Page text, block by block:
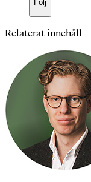
Följ
Relaterat innehåll